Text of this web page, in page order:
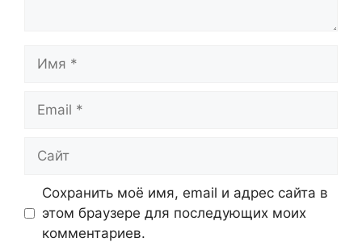
Сохранить моё имя, email и адрес сайта в
этом браузере для последующих моих
комментариев.